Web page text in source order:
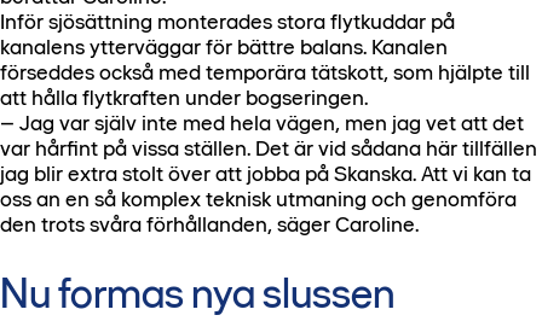
Inför sjösättning monterades stora flytkuddar på
kanalens ytterväggar för bättre balans. Kanalen
förseddes också med temporära tätskott, som hjälpte till
att hålla flytkraften under bogseringen.
– Jag var själv inte med hela vägen, men jag vet att det
var hårfint på vissa ställen. Det är vid sådana här tillfällen
jag blir extra stolt över att jobba på Skanska. Att vi kan ta
oss an en så komplex teknisk utmaning och genomföra
den trots svåra förhållanden, säger Caroline.
Nu formas nya slussen